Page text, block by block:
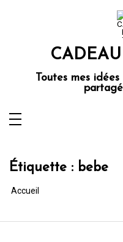
Toutes mes
Étiquette : bebe
Accueil